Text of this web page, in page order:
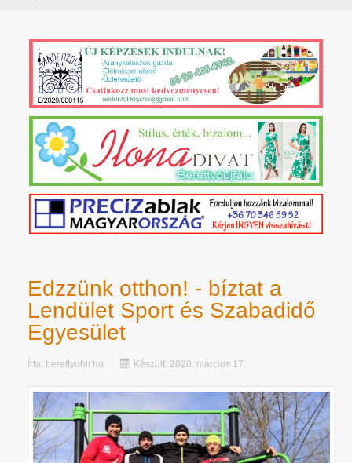
Edzzünk otthon! - bíztat a
Lendület Sport és Szabadidő
Egyesület
Írta: berettyohir.hu Készült: 2020. március 17.